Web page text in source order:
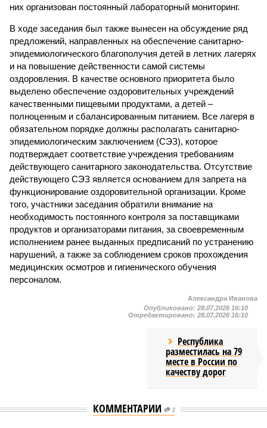
них организован постоянный лабораторный мониторинг.
В ходе заседания был также вынесен на обсуждение ряд
предложений, направленных на обеспечение санитарно-
эпидемиологического благополучия детей в летних лагерях
и на повышение действенности самой системы
оздоровления. В качестве основного приоритета было
выделено обеспечение оздоровительных учреждений
качественными пищевыми продуктами, а детей –
полноценным и сбалансированным питанием. Все лагеря в
обязательном порядке должны располагать санитарно-
эпидемиологическим заключением (СЭЗ), которое
подтверждает соответствие учреждения требованиям
действующего санитарного законодательства. Отсутствие
действующего СЭЗ является основанием для запрета на
функционирование оздоровительной организации. Кроме
того, участники заседания обратили внимание на
необходимость постоянного контроля за поставщиками
продуктов и организаторами питания, за своевременным
исполнением ранее выданных предписаний по устранению
нарушений, а также за соблюдением сроков прохождения
медицинских осмотров и гигиенического обучения
персоналом.
Александра Иванова
Опубликовано: 28.07.2026 16:10
Отредактировано: 28.07.2026 16:10
Республика
разместилась на 79
месте в России по
качеству дорог
КОММЕНТАРИИ 0